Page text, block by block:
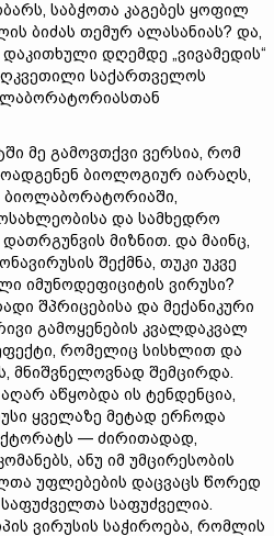
საბჭოთა კაგებეს ყოფილ
ბიძას თემურ ალასანიას? და,
დღემდე „ვივამედის“
საქართველოს
მე გამოვთქვი ვერსია, რომ
ბიოლოგიურ იარაღს,
ბიოლაბორატორიაში,
და სამხედრო
დათრგუნვის მიზნით. და მაინც,
შექმნა, თუკი უკვე
იმუნოდეფიციტის ვირუსი?
შპრიცებისა და მექანიკური
გამოყენების კვალდაკვალ
რომელიც სისხლით და
მნიშვნელოვნად შემცირდა.
აწყობდა ის ტენდენცია,
ყველაზე მეტად ერჩოდა
— ძირითადად,
ანუ იმ უმცირესობის
უფლებების დაცვაცს წორედ
საფუძველია.
ვირუსის საჭიროება, რომლის